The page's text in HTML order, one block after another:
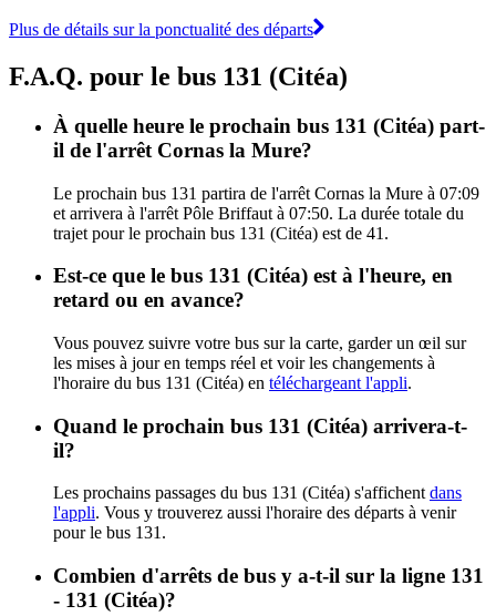
Plus de détails sur la ponctualité des départs
F.A.Q. pour le bus 131 (Citéa)
À quelle heure le prochain bus 131 (Citéa) part-
il de l'arrêt Cornas la Mure?
Le prochain bus 131 partira de l'arrêt Cornas la Mure à 07:09
et arrivera à l'arrêt Pôle Briffaut à 07:50. La durée totale du
trajet pour le prochain bus 131 (Citéa) est de 41.
Est-ce que le bus 131 (Citéa) est à l'heure, en
retard ou en avance?
Vous pouvez suivre votre bus sur la carte, garder un œil sur
les mises à jour en temps réel et voir les changements à
l'horaire du bus 131 (Citéa) en téléchargeant l'appli.
Quand le prochain bus 131 (Citéa) arrivera-t-
il?
Les prochains passages du bus 131 (Citéa) s'affichent dans
l'appli. Vous y trouverez aussi l'horaire des départs à venir
pour le bus 131.
Combien d'arrêts de bus y a-t-il sur la ligne 131
- 131 (Citéa)?